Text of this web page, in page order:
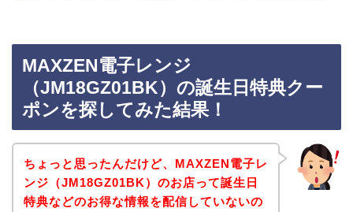
MAXZEN電子レンジ
（JM18GZ01BK）の誕生日特典クー
ポンを探してみた結果！
ちょっと思ったんだけど、MAXZEN電子レ
ンジ（JM18GZ01BK）のお店って誕生日
特典などのお得な情報を配信していないの